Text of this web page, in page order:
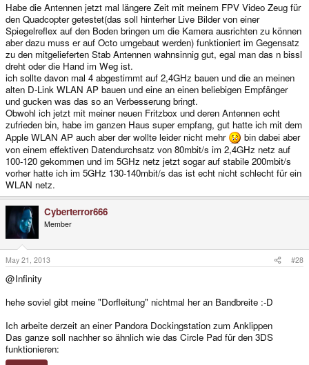
Habe die Antennen jetzt mal längere Zeit mit meinem FPV Video Zeug für
den Quadcopter getestet(das soll hinterher Live Bilder von einer
Spiegelreflex auf den Boden bringen um die Kamera ausrichten zu können
aber dazu muss er auf Octo umgebaut werden) funktioniert im Gegensatz
zu den mitgelieferten Stab Antennen wahnsinnig gut, egal man das n bissl
dreht oder die Hand im Weg ist.
ich sollte davon mal 4 abgestimmt auf 2,4GHz bauen und die an meinen
alten D-Link WLAN AP bauen und eine an einen beliebigen Empfänger
und gucken was das so an Verbesserung bringt.
Obwohl ich jetzt mit meiner neuen Fritzbox und deren Antennen echt
zufrieden bin, habe im ganzen Haus super empfang, gut hatte ich mit dem
Apple WLAN AP auch aber der wollte leider nicht mehr
bin dabei aber
von einem effektiven Datendurchsatz von 80mbit/s im 2,4GHz netz auf
100-120 gekommen und im 5GHz netz jetzt sogar auf stabile 200mbit/s
vorher hatte ich im 5GHz 130-140mbit/s das ist echt nicht schlecht für ein
WLAN netz.
Cyberterror666
Member
May 21, 2013 #28
@Infinity
hehe soviel gibt meine "Dorfleitung" nichtmal her an Bandbreite :-D
Ich arbeite derzeit an einer Pandora Dockingstation zum Anklippen
Das ganze soll nachher so ähnlich wie das Circle Pad für den 3DS
funktionieren: